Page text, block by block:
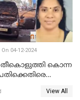
04-12-2024
തീകൊളുത്തി കൊന്ന
കുറ്റവും ചുമത്തിView All